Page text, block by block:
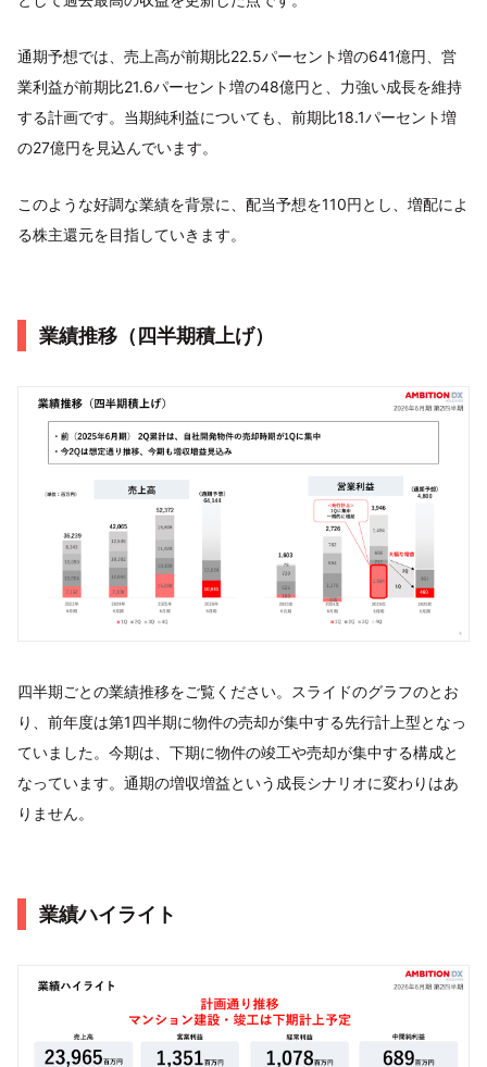
通期予想では、売上高が前期比22.5パーセント増の641億円、営
業利益が前期比21.6パーセント増の48億円と、力強い成長を維持
する計画です。当期純利益についても、前期比18.1パーセント増
の27億円を見込んでいます。
このような好調な業績を背景に、配当予想を110円とし、増配によ
る株主還元を目指していきます。
業績推移（四半期積上げ）
四半期ごとの業績推移をご覧ください。スライドのグラフのとお
り、前年度は第1四半期に物件の売却が集中する先行計上型となっ
ていました。今期は、下期に物件の竣工や売却が集中する構成と
なっています。通期の増収増益という成長シナリオに変わりはあ
りません。
業績ハイライト